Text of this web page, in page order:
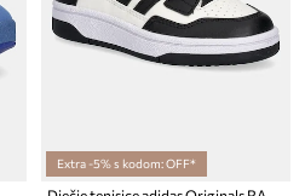
Extra -5% s kodom: OFF*